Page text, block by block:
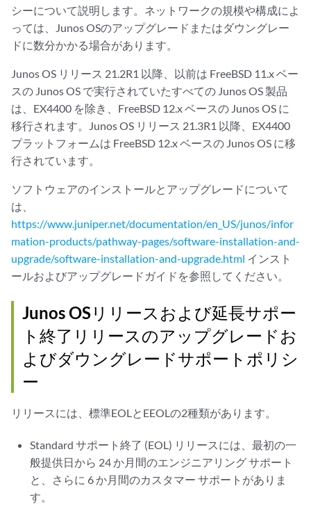
シーについて説明します。ネットワークの規模や構成によ
っては、Junos OSのアップグレードまたはダウングレー
ドに数分かかる場合があります。
Junos OS リリース 21.2R1 以降、以前は FreeBSD 11.x ベー
スの Junos OS で実行されていたすべての Junos OS 製品
は、EX4400 を除き、FreeBSD 12.x ベースの Junos OS に
移行されます。Junos OS リリース 21.3R1 以降、EX4400
プラットフォームは FreeBSD 12.x ベースの Junos OS に移
行されています。
ソフトウェアのインストールとアップグレードについて
は、
https://www.juniper.net/documentation/en_US/junos/infor
mation-products/pathway-pages/software-installation-and-
upgrade/software-installation-and-upgrade.html インスト
ールおよびアップグレードガイドを参照してください。
Junos OSリリースおよび延長サポー
ト終了リリースのアップグレードお
よびダウングレードサポートポリシ
ー
リリースには、標準EOLとEEOLの2種類があります。
Standard サポート終了 (EOL) リリースには、最初の一
般提供日から 24 か月間のエンジニアリング サポート
と、さらに 6 か月間のカスタマー サポートがありま
す。